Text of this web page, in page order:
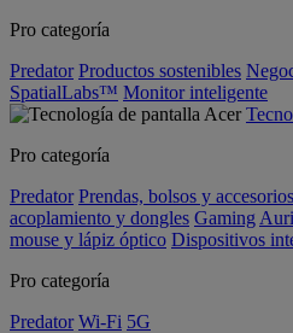
Pro categoría
Predator Productos sostenibles
SpatialLabs™ Monitor inteligente
Pro categoría
Predator Prendas, bolsos y accesorios
acoplamiento y dongles Gaming
mouse y lápiz óptico Dispositivos
Pro categoría
Predator Wi-Fi 5G